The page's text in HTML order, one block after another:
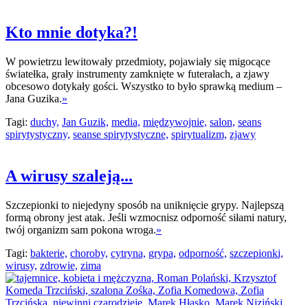
Kto mnie dotyka?!
W powietrzu lewitowały przedmioty, pojawiały się migocące
światełka, grały instrumenty zamknięte w futerałach, a zjawy
obcesowo dotykały gości. Wszystko to było sprawką medium –
Jana Guzika.»
Tagi: duchy, Jan Guzik, media, międzywojnie, salon, seans
spirytystyczny, seanse spirytystyczne, spirytualizm, zjawy
A wirusy szaleją...
Szczepionki to niejedyny sposób na uniknięcie grypy. Najlepszą
formą obrony jest atak. Jeśli wzmocnisz odporność siłami natury,
twój organizm sam pokona wroga.»
Tagi: bakterie, choroby, cytryna, grypa, odporność, szczepionki,
wirusy, zdrowie, zima